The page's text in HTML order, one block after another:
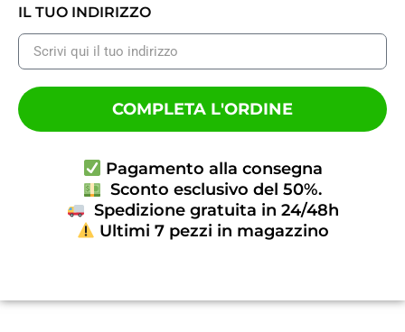
IL TUO INDIRIZZO
COMPLETA L'ORDINE
Pagamento alla consegna
Sconto esclusivo del 50%.
Spedizione gratuita in 24/48h
Ultimi 7 pezzi in magazzino